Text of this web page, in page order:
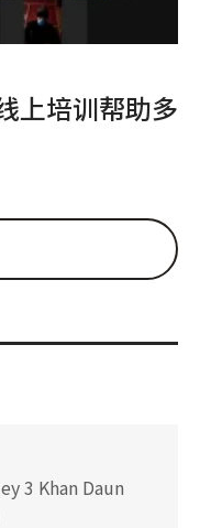
上培训帮助多
3 Khan Daun